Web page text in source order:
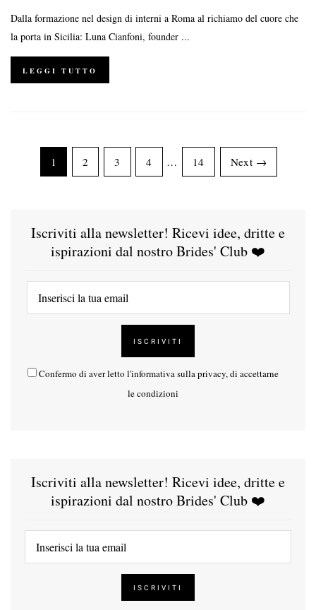
Dalla formazione nel design di interni a Roma al richiamo del cuore che
la porta in Sicilia: Luna Cianfoni, founder ...
LEGGI TUTTO
1 2 3 4 … 14 Next →
Iscriviti alla newsletter! Ricevi idee, dritte e
ispirazioni dal nostro Brides' Club ❤️
Confermo di aver letto l'informativa sulla privacy, di accettarne
le condizioni
Iscriviti alla newsletter! Ricevi idee, dritte e
ispirazioni dal nostro Brides' Club ❤️